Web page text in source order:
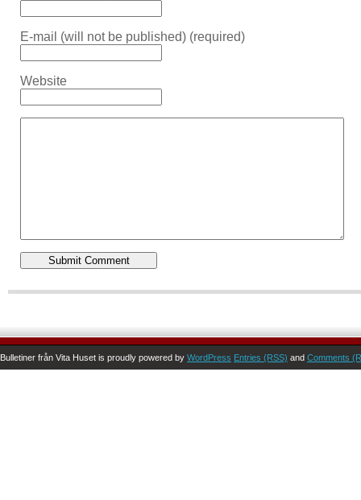
E-mail (will not be published) (required)
Website
Bulletiner från Vita Huset is proudly powered by WordPress Entries (RSS) and Comments